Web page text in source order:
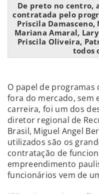
De preto no centro,
contratada pelo
Priscila
Mariana Amaral,
Priscila Oliveira,
todos
O papel de programas
fora do mercado, sem
carreira, foi um dos
diretor regional de
Brasil, Miguel Angel
utilizados são os
contratação de
empreendimento
funcionários vem de